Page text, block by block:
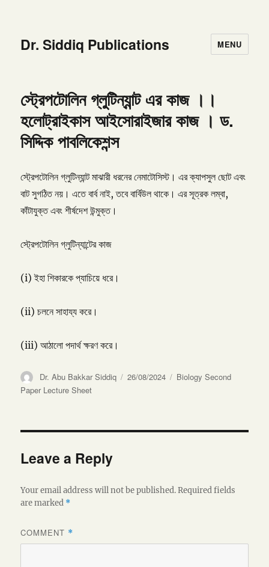
Dr. Siddiq Publications MENU
স্ট্রেপটোলিন গ্লুটিন্যান্ট এর কাজ ।।
হলোট্রাইকাস আইসোরাইজার কাজ । ড.
সিদ্দিক পাবলিকেশন্স
স্ট্রেপটোলিন গ্লুটিন্যান্ট মাঝারী ধরনের নেমাটোসিস্ট। এর ক্যাপসুল ছোট এবং
বাট সুগঠিত নয়। এতে বার্ব নাই, তবে বার্বিউল থাকে। এর সূত্রক লম্বা,
কাঁটাযুক্ত এবং শীর্ষদেশ উন্মুক্ত।
স্ট্রেপটোলিন গ্লুটিন্যান্টের কাজ
(i) ইহা শিকারকে প্যাচিয়ে ধরে।
(ii) চলনে সাহায্য করে।
(iii) আঠালো পদার্থ ক্ষরণ করে।
Author
Dr. Abu Bakkar Siddiq
Posted
26/08/2024 Categories
Biology Second
Paper Lecture Sheet
Leave a Reply
Your email address will not be published. Required fields
are marked *
COMMENT *